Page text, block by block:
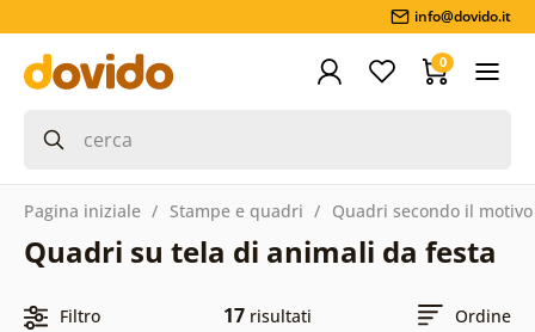
info@dovido.it
0
Pagina iniziale Stampe e quadri Quadri secondo il motivo
Quadri su tela di animali da festa
Filtro 17 risultati Ordine